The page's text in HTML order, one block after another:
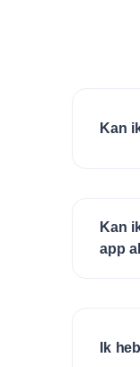
Kan
Kan
app
Ik